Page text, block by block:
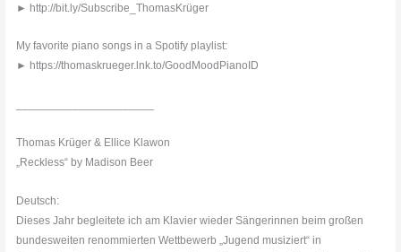
► http://bit.ly/Subscribe_ThomasKrüger
My favorite piano songs in a Spotify playlist:
► https://thomaskrueger.lnk.to/GoodMoodPianoID
Thomas Krüger & Ellice Klawon
„Reckless“ by Madison Beer
Deutsch:
Dieses Jahr begleitete ich am Klavier wieder Sängerinnen beim großen
bundesweiten renommierten Wettbewerb „Jugend musiziert“ in